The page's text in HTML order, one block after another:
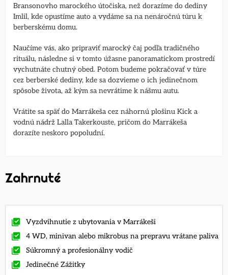
Bransonovho marockého útočiska, než dorazíme do dediny
Imlil, kde opustíme auto a vydáme sa na nenáročnú túru k
berberskému domu.
Naučíme vás, ako pripraviť marocký čaj podľa tradičného
rituálu, následne si v tomto úžasne panoramatickom prostredí
vychutnáte chutný obed. Potom budeme pokračovať v túre
cez berberské dediny, kde sa dozvieme o ich jedinečnom
spôsobe života, až kým sa nevrátime k nášmu autu.
Vrátite sa späť do Marrákeša cez náhornú plošinu Kick a
vodnú nádrž Lalla Takerkouste, pričom do Marrákeša
dorazíte neskoro popoludní.
Zahrnuté
Vyzdvihnutie z ubytovania v Marrákeši
4 WD, minivan alebo mikrobus na prepravu vrátane paliva
Súkromný a profesionálny vodič
Jedinečné Zážitky